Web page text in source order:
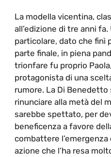
La modella vicentina,
all’edizione di tre anni
particolare, dato che finì
parte finale, in piena
trionfare fu proprio
protagonista di una
rumore. La Di
rinunciare alla metà del
sarebbe spettato, per
beneficenza a favore
combattere l’emergenza
azione che l’ha resa